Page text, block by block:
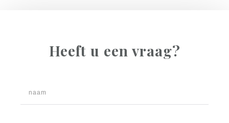
Heeft u een vraag?